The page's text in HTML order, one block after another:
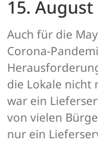
15. August
Auch für die
Corona-
die Lokale nicht
war ein
von vielen
nur ein